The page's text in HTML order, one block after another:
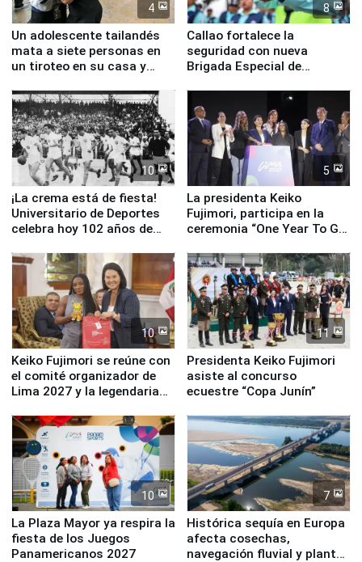
4
Un adolescente tailandés
mata a siete personas en
un tiroteo en su casa y
8
Callao fortalece la
seguridad con nueva
Brigada Especial de
equipamiento para
Serenazgo
10
¡La crema está de fiesta!
Universitario de Deportes
celebra hoy 102 años de
5
La presidenta Keiko
Fujimori, participa en la
ceremonia “One Year To Go
10
Keiko Fujimori se reúne con
el comité organizador de
Lima 2027 y la legendaria
11
Presidenta Keiko Fujimori
asiste al concurso
ecuestre “Copa Junín”
10
La Plaza Mayor ya respira la
fiesta de los Juegos
Panamericanos 2027
7
Histórica sequía en Europa
afecta cosechas,
navegación fluvial y plantas